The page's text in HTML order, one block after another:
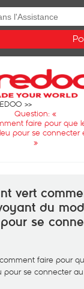
Question: «
faire pour que
pour se connecter
»
vert
du
se
faire pour
se connecter